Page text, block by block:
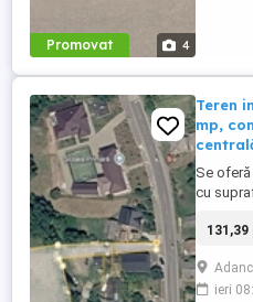
Promovat 4
Teren
mp,
Se
cu
dar
unei
proiect
131,39
ieri